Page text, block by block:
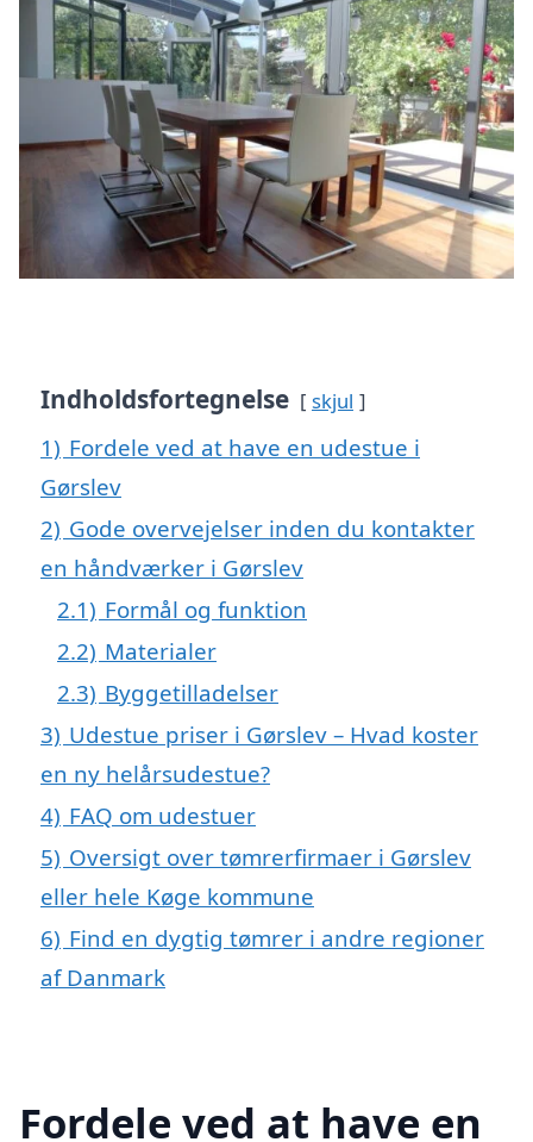
Indholdsfortegnelse skjul
1) Fordele ved at have en udestue i
Gørslev
2) Gode overvejelser inden du kontakter
en håndværker i Gørslev
2.1) Formål og funktion
2.2) Materialer
2.3) Byggetilladelser
3) Udestue priser i Gørslev – Hvad koster
en ny helårsudestue?
4) FAQ om udestuer
5) Oversigt over tømrerfirmaer i Gørslev
eller hele Køge kommune
6) Find en dygtig tømrer i andre regioner
af Danmark
Fordele ved at have en